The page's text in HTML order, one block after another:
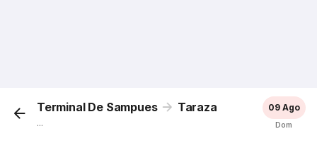
Terminal De Sampues Taraza
...
09 Ago
Dom